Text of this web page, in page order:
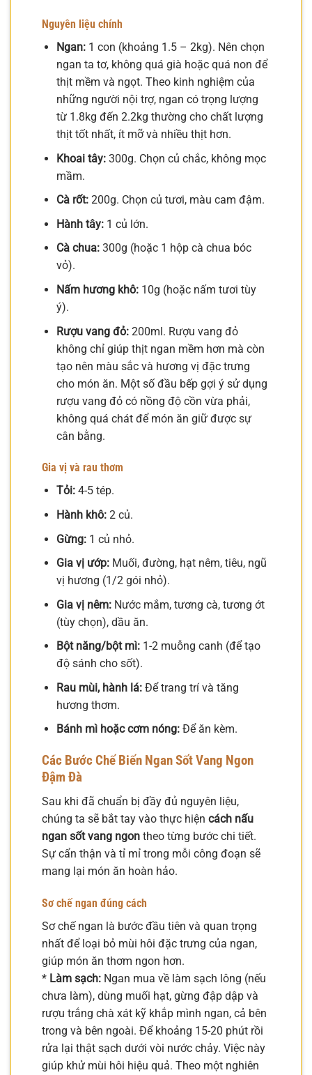
Nguyên liệu chính
Ngan:1 con (khoảng 1.5 – 2kg). Nên chọn
ngan ta tơ, không quá già hoặc quá non để
thịt mềm và ngọt. Theo kinh nghiệm của
những người nội trợ, ngan có trọng lượng
từ 1.8kg đến 2.2kg thường cho chất lượng
thịt tốt nhất, ít mỡ và nhiều thịt hơn.
Khoai tây:300g. Chọn củ chắc, không mọc
mầm.
Cà rốt:200g. Chọn củ tươi, màu cam đậm.
Hành tây:1 củ lớn.
Cà chua:300g (hoặc 1 hộp cà chua bóc
vỏ).
Nấm hương khô:10g (hoặc nấm tươi tùy
ý).
Rượu vang đỏ:200ml. Rượu vang đỏ
không chỉ giúp thịt ngan mềm hơn mà còn
tạo nên màu sắc và hương vị đặc trưng
cho món ăn. Một số đầu bếp gợi ý sử dụng
rượu vang đỏ có nồng độ cồn vừa phải,
không quá chát để món ăn giữ được sự
cân bằng.
Gia vị và rau thơm
Tỏi:4-5 tép.
Hành khô:2 củ.
Gừng:1 củ nhỏ.
Gia vị ướp:Muối, đường, hạt nêm, tiêu, ngũ
vị hương (1/2 gói nhỏ).
Gia vị nêm:Nước mắm, tương cà, tương ớt
(tùy chọn), dầu ăn.
Bột năng/bột mì:1-2 muỗng canh (để tạo
độ sánh cho sốt).
Rau mùi, hành lá:Để trang trí và tăng
hương thơm.
Bánh mì hoặc cơm nóng:Để ăn kèm.
Các Bước Chế Biến Ngan Sốt Vang Ngon
Đậm Đà
Sau khi đã chuẩn bị đầy đủ nguyên liệu,
chúng ta sẽ bắt tay vào thực hiện cách nấu
ngan sốt vang ngon theo từng bước chi tiết.
Sự cẩn thận và tỉ mỉ trong mỗi công đoạn sẽ
mang lại món ăn hoàn hảo.
Sơ chế ngan đúng cách
Sơ chế ngan là bước đầu tiên và quan trọng
nhất để loại bỏ mùi hôi đặc trưng của ngan,
giúp món ăn thơm ngon hơn.
* Làm sạch: Ngan mua về làm sạch lông (nếu
chưa làm), dùng muối hạt, gừng đập dập và
rượu trắng chà xát kỹ khắp mình ngan, cả bên
trong và bên ngoài. Để khoảng 15-20 phút rồi
rửa lại thật sạch dưới vòi nước chảy. Việc này
giúp khử mùi hôi hiệu quả. Theo một nghiên